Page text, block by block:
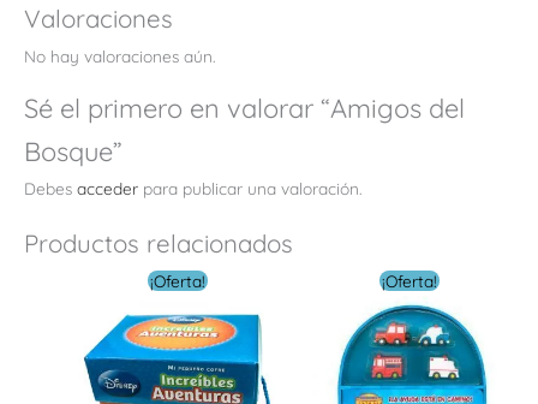
Valoraciones
No hay valoraciones aún.
Sé el primero en valorar “Amigos del
Bosque”
Debes acceder para publicar una valoración.
Productos relacionados
¡Oferta!
El
original
era:
$ 38.00.
actual
es:
$ 11.40.
¡Oferta!
El
precio
original
era:
$ 38.00.
es:
$